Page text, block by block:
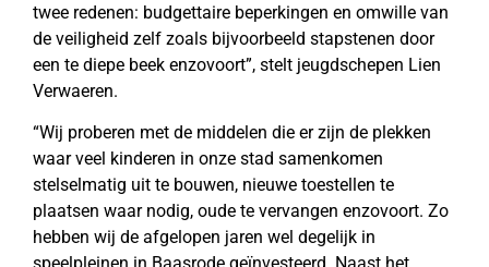
twee redenen: budgettaire beperkingen en omwille van
de veiligheid zelf zoals bijvoorbeeld stapstenen door
een te diepe beek enzovoort”, stelt jeugdschepen Lien
Verwaeren.
“Wij proberen met de middelen die er zijn de plekken
waar veel kinderen in onze stad samenkomen
stelselmatig uit te bouwen, nieuwe toestellen te
plaatsen waar nodig, oude te vervangen enzovoort. Zo
hebben wij de afgelopen jaren wel degelijk in